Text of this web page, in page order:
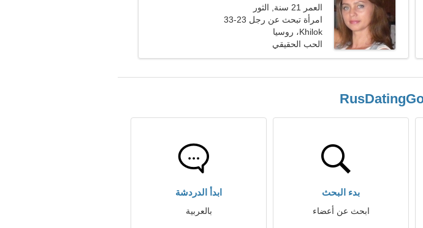
العمر 21 سنة, الثور
امرأة تبحث عن رجل 23-33
Khilok، روسيا
الحب الحقيقي
بدء البحث
ابحث عن أعضاء
ابدأ الدردشة
بالعربية